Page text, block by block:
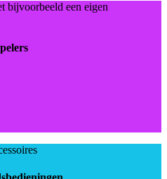
bijvoorbeeld een eigen